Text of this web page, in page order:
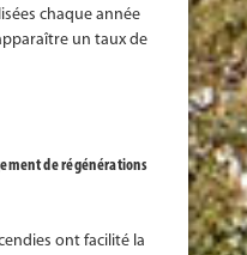
chaque année
un taux de
de régénérations
ont facilité la